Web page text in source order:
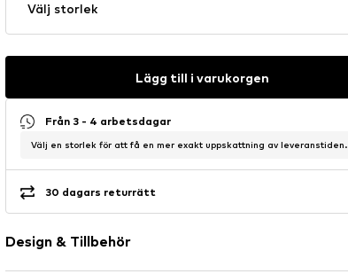
Välj storlek
Lägg till i varukorgen
Från 3 - 4 arbetsdagar
Välj en storlek för att få en mer exakt uppskattning av leveranstiden.
30 dagars returrätt
Design & Tillbehör